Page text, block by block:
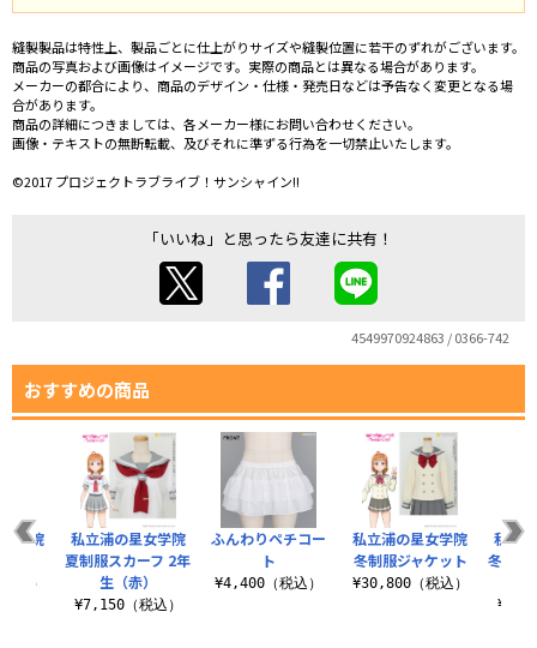
縫製製品は特性上、製品ごとに仕上がりサイズや縫製位置に若干のずれがございます。
商品の写真および画像はイメージです。実際の商品とは異なる場合があります。
メーカーの都合により、商品のデザイン・仕様・発売日などは予告なく変更となる場
合があります。
商品の詳細につきましては、各メーカー様にお問い合わせください。
画像・テキストの無断転載、及びそれに準ずる行為を一切禁止いたします。
©2017 プロジェクトラブライブ！サンシャイン!!
「いいね」と思ったら友達に共有！
4549970924863 / 0366-742
おすすめの商品
ふんわりペチコー
ト
¥4,400（税込）
私立浦の星女学院
冬制服ジャケット
¥30,800（税込）
私立
冬制服
学院
込）
私立浦の星女学院
夏制服スカーフ 2年
生（赤）
¥7,150（税込）